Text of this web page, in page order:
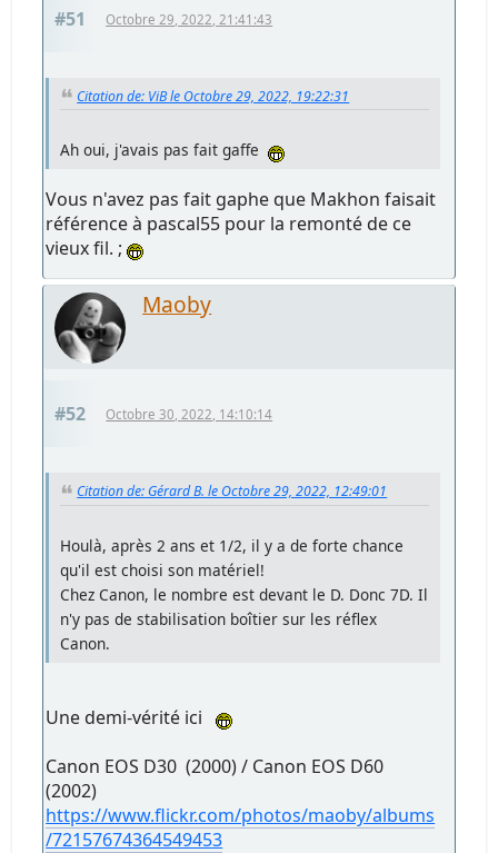
#51 Octobre 29, 2022, 21:41:43
Citation de: ViB le Octobre 29, 2022, 19:22:31
Ah oui, j'avais pas fait gaffe
Vous n'avez pas fait gaphe que Makhon faisait
référence à pascal55 pour la remonté de ce
vieux fil. ;
Maoby
#52 Octobre 30, 2022, 14:10:14
Citation de: Gérard B. le Octobre 29, 2022, 12:49:01
Houlà, après 2 ans et 1/2, il y a de forte chance
qu'il est choisi son matériel!
Chez Canon, le nombre est devant le D. Donc 7D. Il
n'y pas de stabilisation boîtier sur les réflex
Canon.
Une demi-vérité ici
Canon EOS D30 (2000) / Canon EOS D60
(2002)
https://www.flickr.com/photos/maoby/albums
/72157674364549453